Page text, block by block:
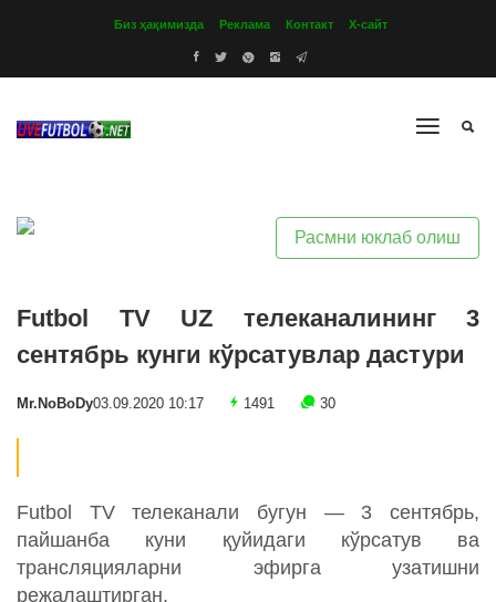
Биз ҳақимизда Реклама Контакт Х-сайт
Расмни юклаб олиш
Futbol TV UZ телеканалининг 3
сентябрь кунги кўрсатувлар дастури
Mr.NoBoDy03.09.2020 10:17 1491 30
Futbol TV телеканали бугун — 3 сентябрь,
пайшанба куни қуйидаги кўрсатув ва
трансляцияларни эфирга узатишни
режалаштирган.